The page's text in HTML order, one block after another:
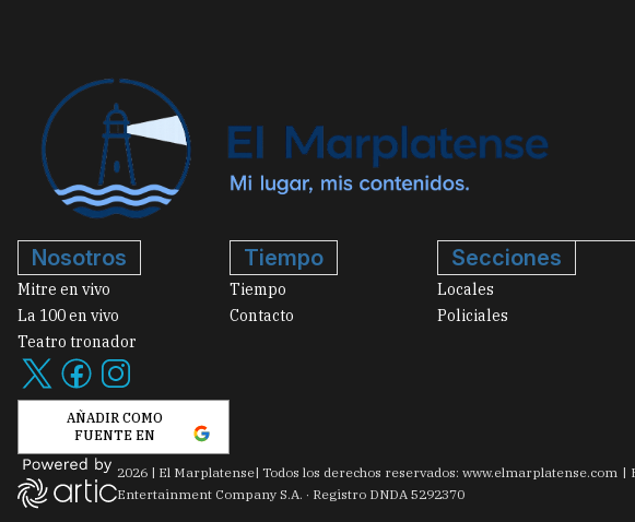
Nosotros
Mitre en vivo
La 100 en vivo
Teatro tronador
AÑADIR COMO
FUENTE EN
Tiempo
Tiempo
Contacto
Secciones
Locales
Policiales
2026 | El Marplatense| Todos los derechos reservados: www.elmarplatense.com
Entertainment Company S.A. · Registro DNDA 5292370